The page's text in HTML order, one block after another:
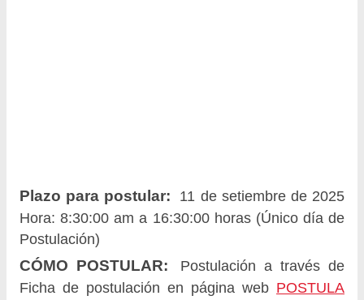
Plazo para postular:
11 de setiembre de 2025
Hora: 8:30:00 am a 16:30:00 horas (Único día de
Postulación)
CÓMO POSTULAR:
Postulación a través de
Ficha de postulación en página web POSTULA